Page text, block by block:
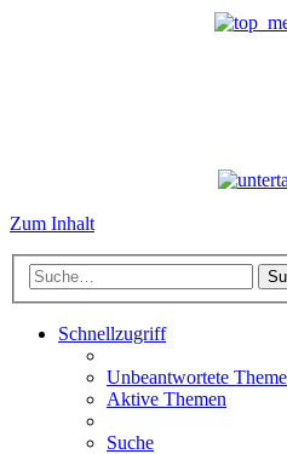
Zum Inhalt
Schnellzugriff
Unbeantwortete
Aktive Themen
Suche